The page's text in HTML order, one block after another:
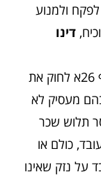
ולמנוע
דינו
בנוסף, במסגרת התיקון, הסמיך סעיף 26א לחוק את
מעסיק לא
תלוש שכר
כולם או
על נזק שאינו